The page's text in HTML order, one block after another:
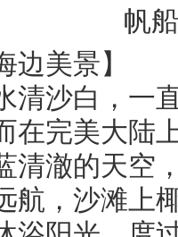
帆
美景】
沙白，一直
在完美大陆
清澈的天空
航，沙滩上